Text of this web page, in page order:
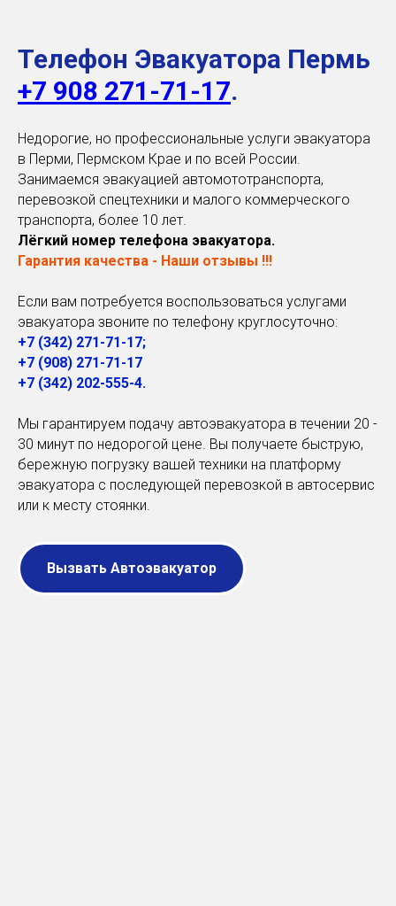
Телефон Эвакуатора Пермь
+7 908 271-71-17.
Недорогие, но профессиональные услуги эвакуатора
в Перми, Пермском Крае и по всей России.
Занимаемся эвакуацией автомототранспорта,
перевозкой спецтехники и малого коммерческого
транспорта, более 10 лет.
Лёгкий номер телефона эвакуатора.
Гарантия качества - Наши отзывы !!!
Если вам потребуется воспользоваться услугами
эвакуатора звоните по телефону круглосуточно:
+7 (342) 271-71-17;
+7 (908) 271-71-17
+7 (342) 202-555-4.
Мы гарантируем подачу автоэвакуатора в течении 20 -
30 минут по недорогой цене. Вы получаете быструю,
бережную погрузку вашей техники на платформу
эвакуатора с последующей перевозкой в автосервис
или к месту стоянки.
Вызвать Автоэвакуатор